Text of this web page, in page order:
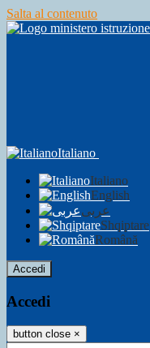
Salta al contenuto
Italiano
Italiano
English
عربى
Shqiptare
Română
Accedi
Accedi
button close ×